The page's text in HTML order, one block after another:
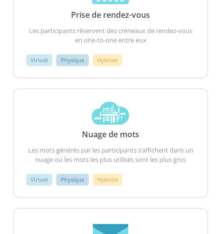
Prise de rendez-vous
Les participants réservent des créneaux de rendez-vous
en one-to-one entre eux
Virtuel Physique Hybride
Nuage de mots
Les mots générés par les participants s’affichent dans un
nuage où les mots les plus utilisés sont les plus gros
Virtuel Physique Hybride